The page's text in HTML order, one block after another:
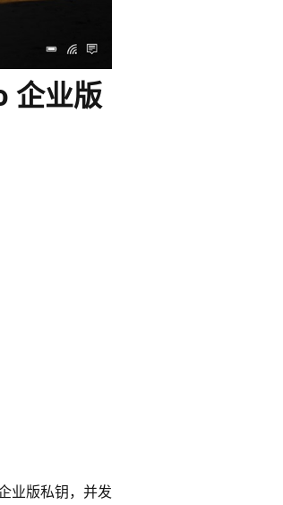
企业版
业版私钥，并发